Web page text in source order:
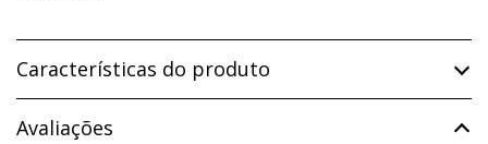
Características do produto
Avaliações